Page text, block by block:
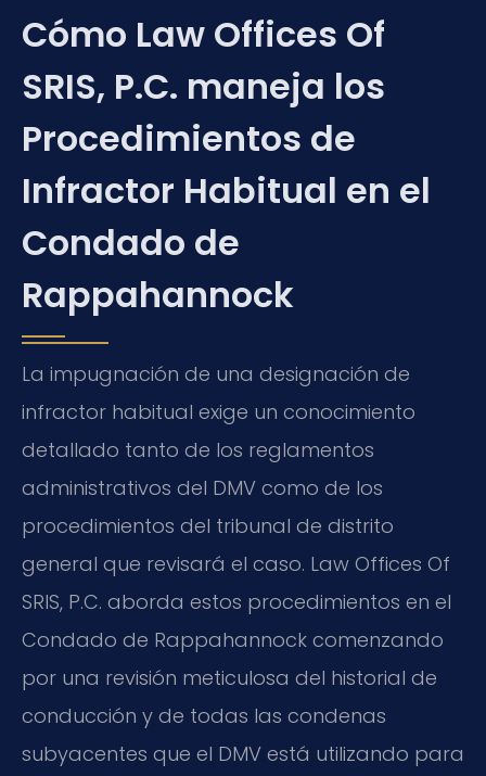
Cómo Law Offices Of
SRIS, P.C. maneja los
Procedimientos de
Infractor Habitual en el
Condado de
Rappahannock
La impugnación de una designación de
infractor habitual exige un conocimiento
detallado tanto de los reglamentos
administrativos del DMV como de los
procedimientos del tribunal de distrito
general que revisará el caso. Law Offices Of
SRIS, P.C. aborda estos procedimientos en el
Condado de Rappahannock comenzando
por una revisión meticulosa del historial de
conducción y de todas las condenas
subyacentes que el DMV está utilizando para